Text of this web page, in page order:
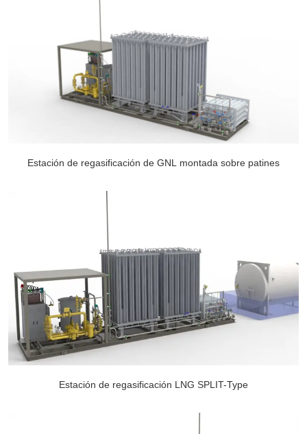
Estación de regasificación de GNL montada sobre patines
Estación de regasificación LNG SPLIT-Type